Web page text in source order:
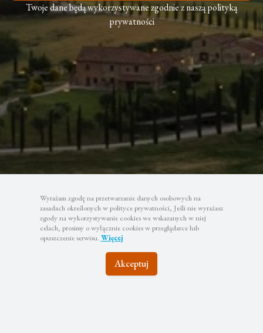
Wyrażam zgodę na przetwarzanie danych osobowych na
zasadach określonych w polityce prywatności, Jeśli nie wyrażasz
zgody na wykorzystywanie cookies we wskazanych w niej
celach, prosimy o wyłącznie cookies w przeglądarce lub
opuszczenie serwisu. Więcej
Akceptuj
Twoje dane będą wykorzystywane zgodnie z naszą polityką
prywatności